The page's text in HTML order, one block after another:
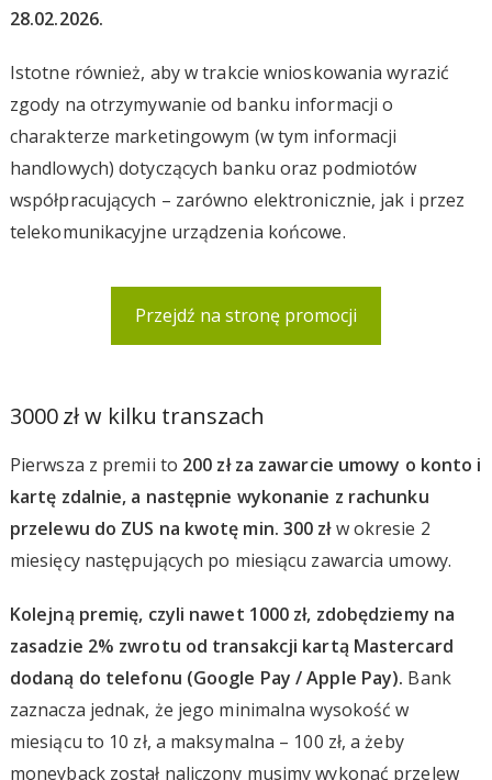
28.02.2026.
Istotne również, aby w trakcie wnioskowania wyrazić
zgody na otrzymywanie od banku informacji o
charakterze marketingowym (w tym informacji
handlowych) dotyczących banku oraz podmiotów
współpracujących – zarówno elektronicznie, jak i przez
telekomunikacyjne urządzenia końcowe.
Przejdź na stronę promocji
3000 zł w kilku transzach
Pierwsza z premii to 200 zł za zawarcie umowy o konto i
kartę zdalnie, a następnie wykonanie z rachunku
przelewu do ZUS na kwotę min. 300 złw okresie 2
miesięcy następujących po miesiącu zawarcia umowy.
Kolejną premię, czyli nawet 1000 zł, zdobędziemy na
zasadzie 2% zwrotu od transakcji kartą Mastercard
dodaną do telefonu (Google Pay / Apple Pay). Bank
zaznacza jednak, że jego minimalna wysokość w
miesiącu to 10 zł, a maksymalna – 100 zł, a żeby
moneyback został naliczony musimy wykonać przelew